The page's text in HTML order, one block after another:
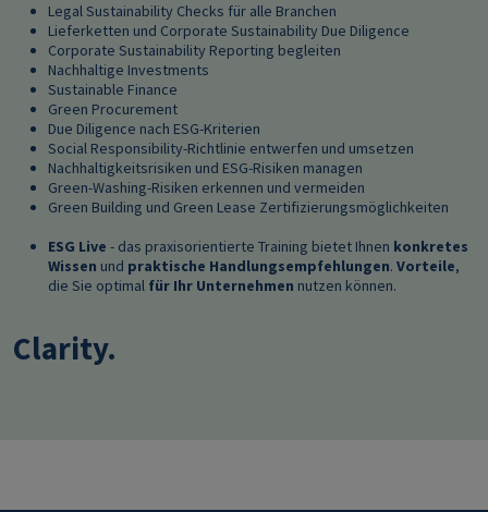
Legal Sustainability Checks für alle Branchen
Lieferketten und Corporate Sustainability Due Diligence
Corporate Sustainability Reporting begleiten
Nachhaltige Investments
Sustainable Finance
Green Procurement
Due Diligence nach ESG-Kriterien
Social Responsibility-Richtlinie entwerfen und umsetzen
Nachhaltigkeitsrisiken und ESG-Risiken managen
Green-Washing-Risiken erkennen und vermeiden
Green Building und Green Lease Zertifizierungsmöglichkeiten
ESG Live - das praxisorientierte Training bietet Ihnen konkretes
Wissen und praktische Handlungsempfehlungen. Vorteile,
die Sie optimal für Ihr Unternehmen nutzen können.
Clarity.